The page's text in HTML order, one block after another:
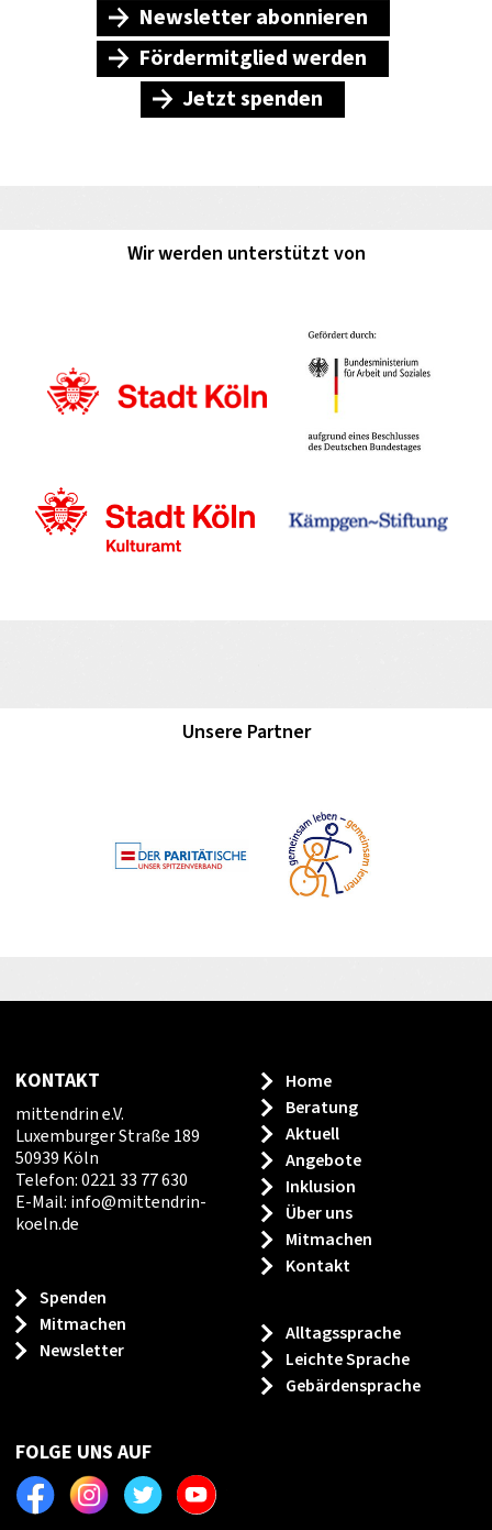
Newsletter abonnieren
Fördermitglied werden
Jetzt spenden
Wir werden unterstützt von
Unsere Partner
KONTAKT
mittendrin e.V.
Luxemburger Straße 189
50939 Köln
Telefon: 0221 33 77 630
E-Mail: info@mittendrin-
koeln.de
Spenden
Mitmachen
Newsletter
Home
Beratung
Aktuell
Angebote
Inklusion
Über uns
Mitmachen
Kontakt
Alltagssprache
Leichte Sprache
Gebärdensprache
FOLGE UNS AUF
FacebookInstagramTwitter